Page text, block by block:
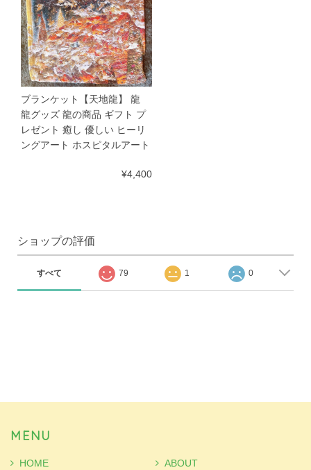
ブランケット【天地龍】 龍
龍グッズ 龍の商品 ギフト プ
レゼント 癒し 優しい ヒーリ
ングアート ホスピタルアート
¥4,400
ショップの評価
すべて 79 1 0
MENU
HOME
ABOUT